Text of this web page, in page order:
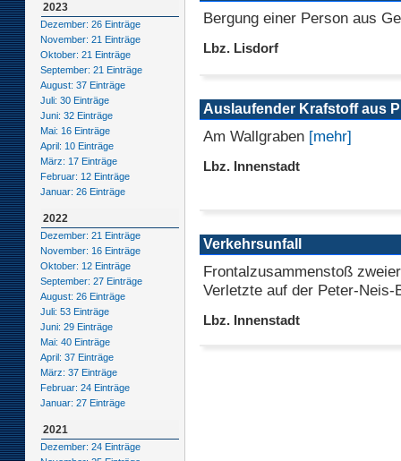
2023
Dezember: 26 Einträge
November: 21 Einträge
Oktober: 21 Einträge
September: 21 Einträge
August: 37 Einträge
Juli: 30 Einträge
Juni: 32 Einträge
Mai: 16 Einträge
April: 10 Einträge
März: 17 Einträge
Februar: 12 Einträge
Januar: 26 Einträge
2022
Dezember: 21 Einträge
November: 16 Einträge
Oktober: 12 Einträge
September: 27 Einträge
August: 26 Einträge
Juli: 53 Einträge
Juni: 29 Einträge
Mai: 40 Einträge
April: 37 Einträge
März: 37 Einträge
Februar: 24 Einträge
Januar: 27 Einträge
2021
Dezember: 24 Einträge
Bergung einer Person aus
Lbz. Lisdorf
Auslaufender Krafstoff aus
Am Wallgraben [mehr]
Lbz. Innenstadt
Verkehrsunfall
Frontalzusammenstoß
Verletzte auf der Peter-Neis-
Lbz. Innenstadt